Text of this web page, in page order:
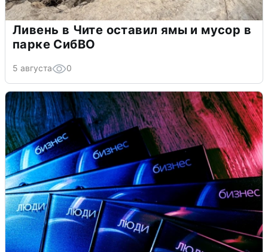
Ливень в Чите оставил ямы и мусор в
парке СибВО
5 августа 0